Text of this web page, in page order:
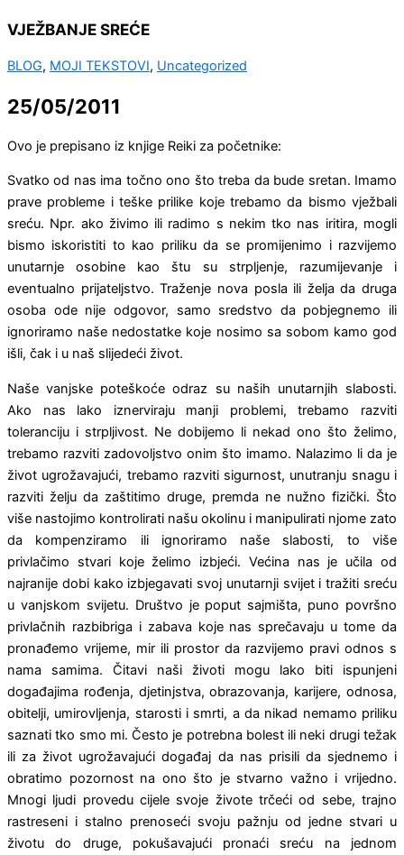
VJEŽBANJE SREĆE
BLOG, MOJI TEKSTOVI, Uncategorized
25/05/2011
Ovo je prepisano iz knjige Reiki za početnike:
Svatko od nas ima točno ono što treba da bude sretan. Imamo
prave probleme i teške prilike koje trebamo da bismo vježbali
sreću. Npr. ako živimo ili radimo s nekim tko nas iritira, mogli
bismo iskoristiti to kao priliku da se promijenimo i razvijemo
unutarnje osobine kao štu su strpljenje, razumijevanje i
eventualno prijateljstvo. Traženje nova posla ili želja da druga
osoba ode nije odgovor, samo sredstvo da pobjegnemo ili
ignoriramo naše nedostatke koje nosimo sa sobom kamo god
išli, čak i u naš slijedeći život.
Naše vanjske poteškoće odraz su naših unutarnjih slabosti.
Ako nas lako iznerviraju manji problemi, trebamo razviti
toleranciju i strpljivost. Ne dobijemo li nekad ono što želimo,
trebamo razviti zadovoljstvo onim što imamo. Nalazimo li da je
život ugrožavajući, trebamo razviti sigurnost, unutranju snagu i
razviti želju da zaštitimo druge, premda ne nužno fizički. Što
više nastojimo kontrolirati našu okolinu i manipulirati njome zato
da kompenziramo ili ignoriramo naše slabosti, to više
privlačimo stvari koje želimo izbjeći. Većina nas je učila od
najranije dobi kako izbjegavati svoj unutarnji svijet i tražiti sreću
u vanjskom svijetu. Društvo je poput sajmišta, puno površno
privlačnih razbibriga i zabava koje nas sprečavaju u tome da
pronađemo vrijeme, mir ili prostor da razvijemo pravi odnos s
nama samima. Čitavi naši životi mogu lako biti ispunjeni
događajima rođenja, djetinjstva, obrazovanja, karijere, odnosa,
obitelji, umirovljenja, starosti i smrti, a da nikad nemamo priliku
saznati tko smo mi. Često je potrebna bolest ili neki drugi težak
ili za život ugrožavajući događaj da nas prisili da sjednemo i
obratimo pozornost na ono što je stvarno važno i vrijedno.
Mnogi ljudi provedu cijele svoje živote trčeći od sebe, trajno
rastreseni i stalno prenoseći svoju pažnju od jedne stvari u
životu do druge, pokušavajući pronaći sreću na jednom